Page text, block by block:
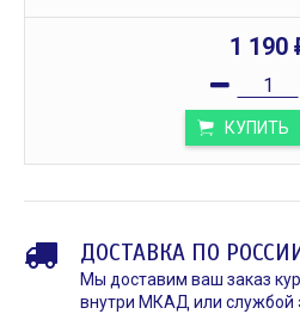
1 190
КУПИТЬ
ДОСТАВКА ПО
Мы доставим ваш заказ
внутри МКАД или службой